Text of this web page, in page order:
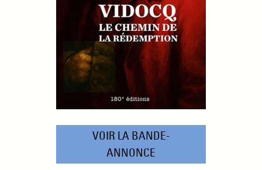
VOIR LA BANDE-
ANNONCE